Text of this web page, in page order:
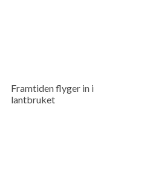
Framtiden flyger in i
lantbruket